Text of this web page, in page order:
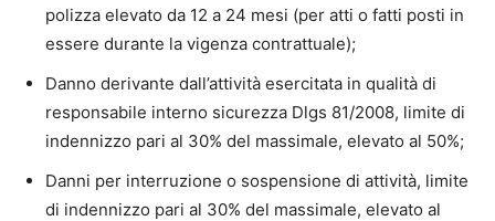
polizza elevato da 12 a 24 mesi (per atti o fatti posti in
essere durante la vigenza contrattuale);
Danno derivante dall’attività esercitata in qualità di
responsabile interno sicurezza Dlgs 81/2008, limite di
indennizzo pari al 30% del massimale, elevato al 50%;
Danni per interruzione o sospensione di attività, limite
di indennizzo pari al 30% del massimale, elevato al